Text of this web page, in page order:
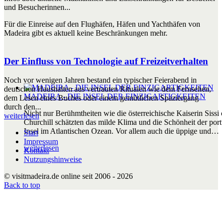
MADEIRA - DIE INSEL DER EINZIGARTIGKEITEN
Nicht nur Berühmtheiten wie die österreichische Kaiserin Sissi
Churchill schätzten das milde Klima und die Schönheit der
Insel im Atlantischen Ozean. Vor allem auch die üppige und…
weiterlesen
und Besucherinnen...
Für die Einreise auf den Flughäfen, Häfen und Yachthäfen von
Madeira gibt es aktuell keine Beschränkungen mehr.
Der Einfluss von Technologie auf Freizeitverhalten
Noch vor wenigen Jahren bestand ein typischer Feierabend in
deutschen Haushalten aus vertrauten Ritualen wie dem Fernsehen,
dem Lesen eines Buches oder einem gemütlichen Spaziergang
durch den...
weiterlesen
Start
Impressum
Kontakt
Nutzungshinweise
© visitmadeira.de online seit 2006 - 2026
Back to top